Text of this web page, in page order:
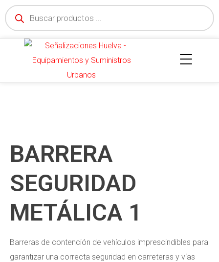
BARRERA
SEGURIDAD
METÁLICA 1
Barreras de contención de vehículos imprescindibles para
garantizar una correcta seguridad en carreteras y vías